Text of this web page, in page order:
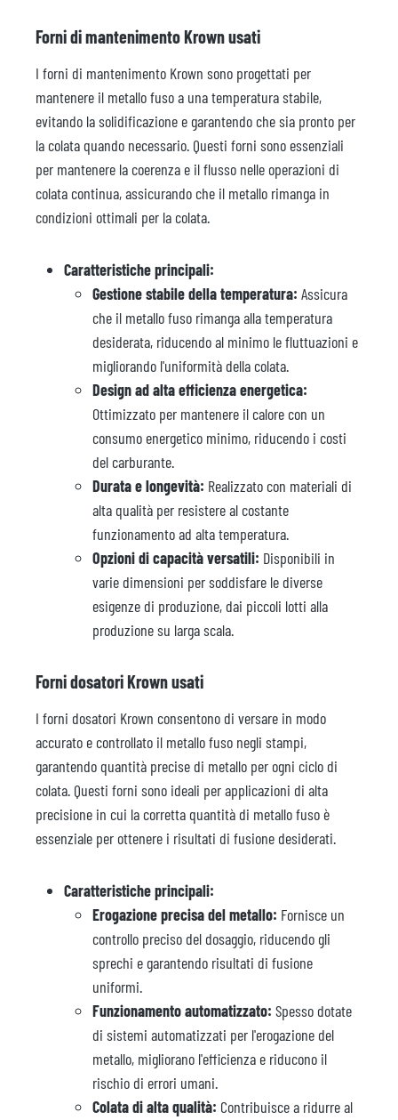
Forni di mantenimento Krown usati
I forni di mantenimento Krown sono progettati per
mantenere il metallo fuso a una temperatura stabile,
evitando la solidificazione e garantendo che sia pronto per
la colata quando necessario. Questi forni sono essenziali
per mantenere la coerenza e il flusso nelle operazioni di
colata continua, assicurando che il metallo rimanga in
condizioni ottimali per la colata.
Caratteristiche principali:
Gestione stabile della temperatura: Assicura
che il metallo fuso rimanga alla temperatura
desiderata, riducendo al minimo le fluttuazioni e
migliorando l'uniformità della colata.
Design ad alta efficienza energetica:
Ottimizzato per mantenere il calore con un
consumo energetico minimo, riducendo i costi
del carburante.
Durata e longevità: Realizzato con materiali di
alta qualità per resistere al costante
funzionamento ad alta temperatura.
Opzioni di capacità versatili: Disponibili in
varie dimensioni per soddisfare le diverse
esigenze di produzione, dai piccoli lotti alla
produzione su larga scala.
Forni dosatori Krown usati
I forni dosatori Krown consentono di versare in modo
accurato e controllato il metallo fuso negli stampi,
garantendo quantità precise di metallo per ogni ciclo di
colata. Questi forni sono ideali per applicazioni di alta
precisione in cui la corretta quantità di metallo fuso è
essenziale per ottenere i risultati di fusione desiderati.
Caratteristiche principali:
Erogazione precisa del metallo: Fornisce un
controllo preciso del dosaggio, riducendo gli
sprechi e garantendo risultati di fusione
uniformi.
Funzionamento automatizzato: Spesso dotate
di sistemi automatizzati per l'erogazione del
metallo, migliorano l'efficienza e riducono il
rischio di errori umani.
Colata di alta qualità: Contribuisce a ridurre al